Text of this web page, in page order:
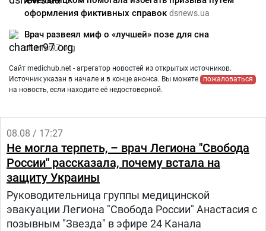
оформления фиктивных справок dsnews.ua
Врач развеял миф о «лучшей» позе для сна
charter97.org
Сайт medichub.net - агрегатор новостей из открытых источников.
Источник указан в начале и в конце анонса. Вы можете
пожаловаться
на новость, если находите её недостоверной.
08.08 / 17:27
Не могла терпеть, – врач Легиона "Свобода
России" рассказала, почему встала на
защиту Украины
Руководительница группы медицинской
эвакуации Легиона "Свобода России" Анастасия с
позывным "Звезда" в эфире 24 Канала